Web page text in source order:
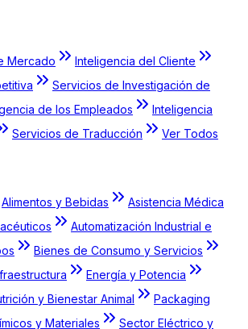
Mercado
Inteligencia del Cliente
Servicios de Investigación de
de los Empleados
Inteligencia
Servicios de Traducción
Ver Todos
Alimentos y Bebidas
Asistencia Médica
Automatización Industrial e
Bienes de Consumo y Servicios
Energía y Potencia
y Bienestar Animal
Packaging
y Materiales
Sector Eléctrico y